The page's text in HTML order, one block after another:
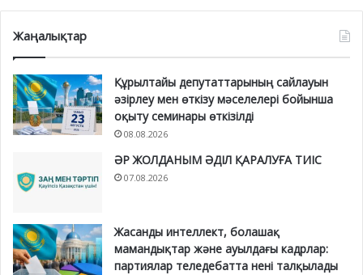
Жаңалықтар
Құрылтайы депутаттарының сайлауын
әзірлеу мен өткізу мәселелері бойынша
оқыту семинары өткізілді
08.08.2026
ӘР ЖОЛДАНЫМ ӘДІЛ ҚАРАЛУҒА ТИІС
07.08.2026
Жасанды интеллект, болашақ
мамандықтар және ауылдағы кадрлар:
партиялар теледебатта нені талқылады